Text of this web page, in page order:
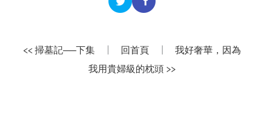
<< 掃墓記──下集 回首頁
我好奢華，因為
我用貴婦級的枕頭 >>